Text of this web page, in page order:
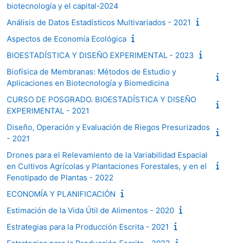
biotecnología y el capital-2024
Análisis de Datos Estadísticos Multivariados - 2021
Aspectos de Economía Ecológica
BIOESTADÍSTICA Y DISEÑO EXPERIMENTAL - 2023
Biofísica de Membranas: Métodos de Estudio y
Aplicaciones en Biotecnología y Biomedicina
CURSO DE POSGRADO. BIOESTADÍSTICA Y DISEÑO
EXPERIMENTAL - 2021
Diseño, Operación y Evaluación de Riegos Presurizados
- 2021
Drones para el Relevamiento de la Variabilidad Espacial
en Cultivos Agrícolas y Plantaciones Forestales, y en el
Fenotipado de Plantas - 2022
ECONOMÍA Y PLANIFICACIÓN
Estimación de la Vida Útil de Alimentos - 2020
Estrategias para la Producción Escrita - 2021